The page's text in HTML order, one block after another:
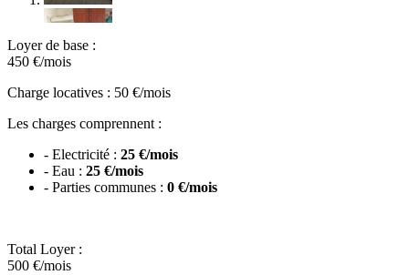
Loyer de base :
450 €/mois
Charge locatives : 50 €/mois
Les charges comprennent :
- Electricité : 25 €/mois
- Eau : 25 €/mois
- Parties communes : 0 €/mois
Total Loyer :
500 €/mois